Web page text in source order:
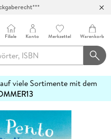
Filiale Konto Merkzettel Warenkorb
viele Sortimente mit dem